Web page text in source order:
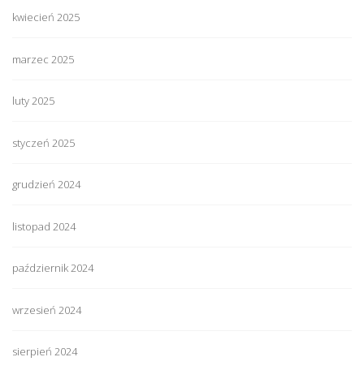
kwiecień 2025
marzec 2025
luty 2025
styczeń 2025
grudzień 2024
listopad 2024
październik 2024
wrzesień 2024
sierpień 2024